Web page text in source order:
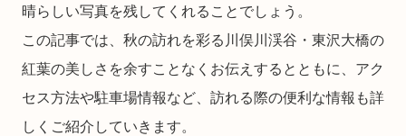
晴らしい写真を残してくれることでしょう。
この記事では、秋の訪れを彩る川俣川渓谷・東沢大橋の
紅葉の美しさを余すことなくお伝えするとともに、アク
セス方法や駐車場情報など、訪れる際の便利な情報も詳
しくご紹介していきます。